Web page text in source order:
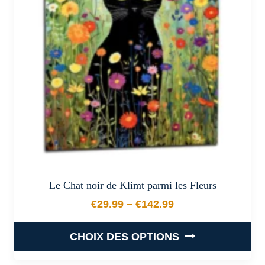
peuvent
être
choisies
sur
la
page
du
produit
Le Chat noir de Klimt parmi les Fleurs
€29.99 – €142.99
Plage de prix : €29.99 à
CHOIX DES OPTIONS